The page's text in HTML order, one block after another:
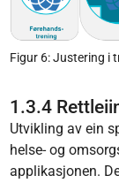
Figur 6: Justering i
1.3.4
Utvikling av ein
helse- og
applikasjonen.